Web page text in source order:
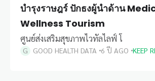
บำรุงราษฎร์ ปักธงผู้นำด้าน
Wellness Tourism
ศูนย์ส่งเสริมสุขภาพไวทัลไลฟ์ โ
GOOD HEALTH DATA 6 ปี AGO KEEP